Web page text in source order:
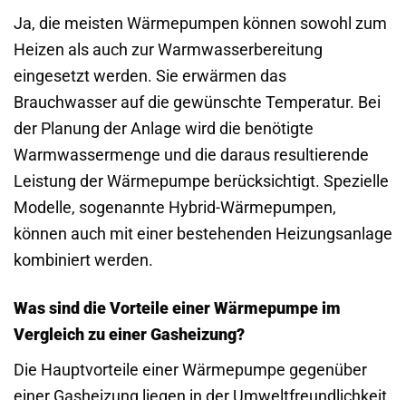
Ja, die meisten Wärmepumpen können sowohl zum
Heizen als auch zur Warmwasserbereitung
eingesetzt werden. Sie erwärmen das
Brauchwasser auf die gewünschte Temperatur. Bei
der Planung der Anlage wird die benötigte
Warmwassermenge und die daraus resultierende
Leistung der Wärmepumpe berücksichtigt. Spezielle
Modelle, sogenannte Hybrid-Wärmepumpen,
können auch mit einer bestehenden Heizungsanlage
kombiniert werden.
Was sind die Vorteile einer Wärmepumpe im
Vergleich zu einer Gasheizung?
Die Hauptvorteile einer Wärmepumpe gegenüber
einer Gasheizung liegen in der Umweltfreundlichkeit